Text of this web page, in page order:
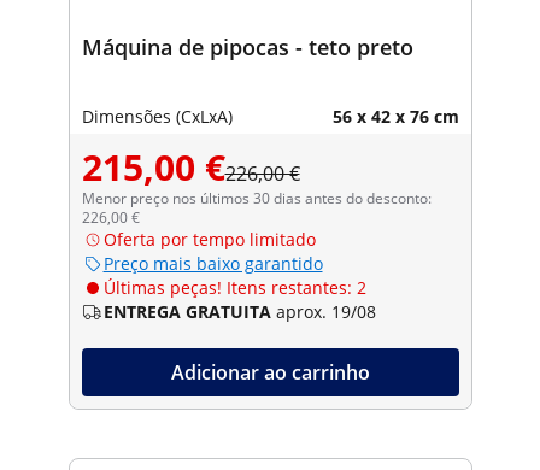
Máquina de pipocas - teto preto
Dimensões (CxLxA) 56 x 42 x 76 cm
215,00 €226,00 €
Menor preço nos últimos 30 dias antes do desconto:
226,00 €
Oferta por tempo limitado
Preço mais baixo garantido
Últimas peças! Itens restantes: 2
ENTREGA GRATUITA aprox. 19/08
Adicionar ao carrinho